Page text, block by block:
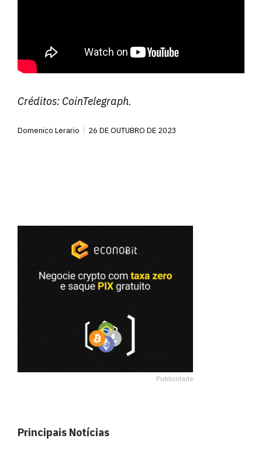
Créditos: CoinTelegraph.
Domenico Lerario 26 DE OUTUBRO DE 2023
Publicidade
Principais Notícias